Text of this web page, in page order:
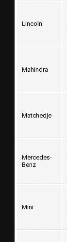
Lincoln
Mahindra
Matchedje
Mercedes-
Benz
Mini